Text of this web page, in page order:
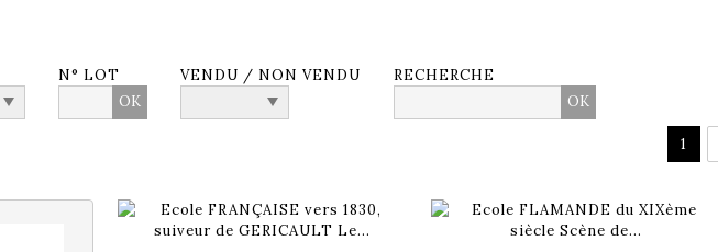
N° LOT
OK
VENDU / NON VENDU RECHERCHE
1